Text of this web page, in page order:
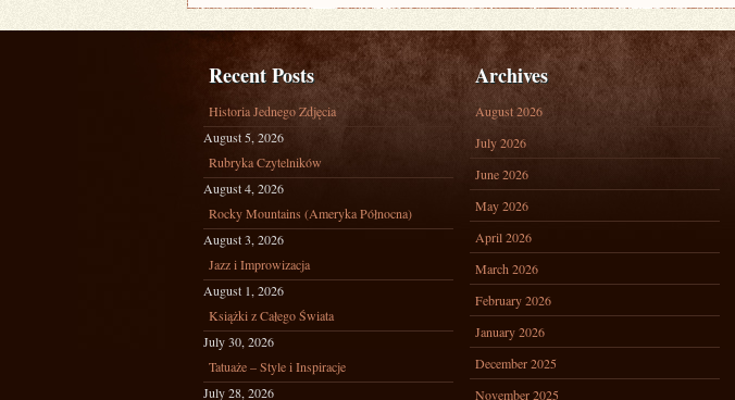
Recent Posts
Historia Jednego Zdjęcia
August 5, 2026
Rubryka Czytelników
August 4, 2026
Rocky Mountains (Ameryka Północna)
August 3, 2026
Jazz i Improwizacja
August 1, 2026
Książki z Całego Świata
July 30, 2026
Tatuaże – Style i Inspiracje
July 28, 2026
Archives
August 2026
July 2026
June 2026
May 2026
April 2026
March 2026
February 2026
January 2026
December 2025
November 2025